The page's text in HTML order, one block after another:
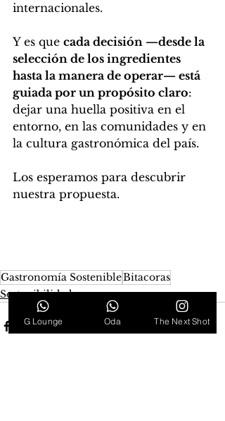
internacionales.
Y es que cada decisión —desde la
selección de los ingredientes
hasta la manera de operar— está
guiada por un propósito claro:
dejar una huella positiva en el
entorno, en las comunidades y en
la cultura gastronómica del país.
Los esperamos para descubrir
nuestra propuesta.
Gastronomía SostenibleBitacoras
Sostenibilidad
G Lounge Oda The Next Shot